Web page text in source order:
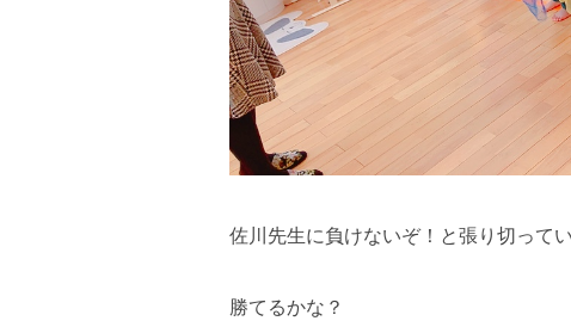
佐川先生に負けないぞ！と張り切って
勝てるかな？